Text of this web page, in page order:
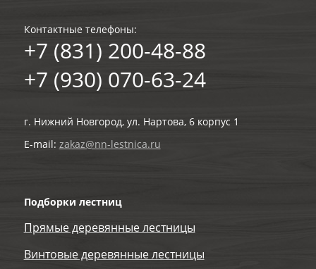
Контактные телефоны:
+7 (831) 200-48-88
+7 (930) 070-63-24
г. Нижний Новгород, ул. Нартова, 6 корпус 1
E-mail: zakaz@nn-lestnica.ru
Подборки лестниц
Прямые деревянные лестницы
Винтовые деревянные лестницы